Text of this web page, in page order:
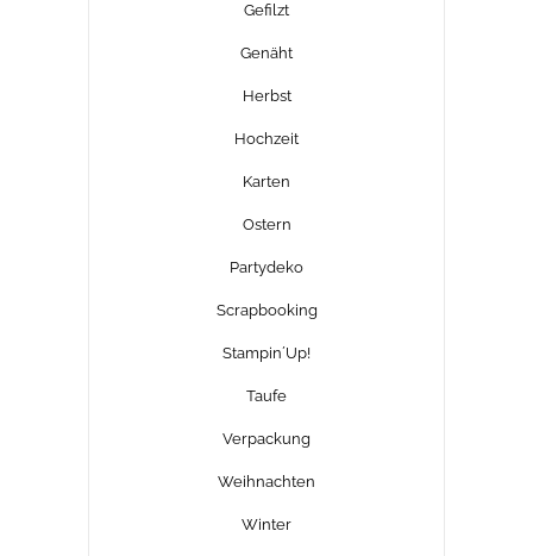
Gefilzt
Genäht
Herbst
Hochzeit
Karten
Ostern
Partydeko
Scrapbooking
Stampin´Up!
Taufe
Verpackung
Weihnachten
Winter